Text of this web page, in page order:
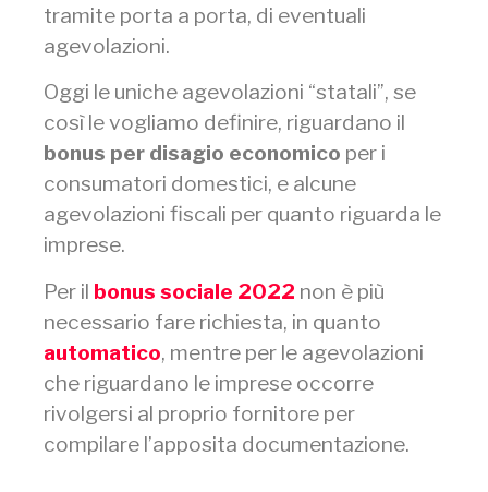
tramite porta a porta, di eventuali
agevolazioni.
Oggi le uniche agevolazioni “statali”, se
così le vogliamo definire, riguardano il
bonus per disagio economico per i
consumatori domestici, e alcune
agevolazioni fiscali per quanto riguarda le
imprese.
Per il bonus sociale 2022 non è più
necessario fare richiesta, in quanto
automatico, mentre per le agevolazioni
che riguardano le imprese occorre
rivolgersi al proprio fornitore per
compilare l’apposita documentazione.